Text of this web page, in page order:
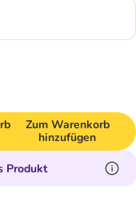
Zum Warenkorb
hinzufügen
Produkt